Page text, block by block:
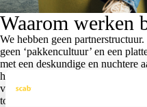
Waarom werken
We hebben geen
geen ‘pakkencultuur’ en een
met een deskundige en nuchtere
houden we het graag eenvoudig
van onze collega’s werkt hier al
toch?